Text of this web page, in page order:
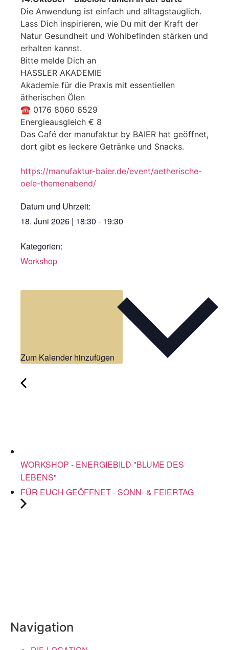
Die Anwendung ist einfach und alltagstauglich.
Lass Dich inspirieren, wie Du mit der Kraft der
Natur Gesundheit und Wohlbefinden stärken und
erhalten kannst.
Bitte melde Dich an
HASSLER AKADEMIE
Akademie für die Praxis mit essentiellen
ätherischen Ölen
☎ 0176 8060 6529
Energieausgleich € 8
Das Café der manufaktur by BAIER hat geöffnet,
dort gibt es leckere Getränke und Snacks.
https://manufaktur-baier.de/event/aetherische-
oele-themenabend/
Datum und Uhrzeit:
18. Juni 2026 | 18:30 - 19:30
Kategorien:
Workshop
Zum Kalender hinzufügen
WORKSHOP - ENERGIEBILD "BLUME DES
LEBENS"
FÜR EUCH GEÖFFNET - SONN- & FEIERTAG
Navigation